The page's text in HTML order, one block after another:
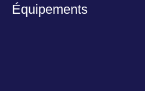
Équipements